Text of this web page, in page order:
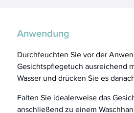
Anwendung
Durchfeuchten Sie vor der
Gesichtspflegetuch ausreichend
Wasser und drücken Sie es
Falten Sie idealerweise das
anschließend zu einem